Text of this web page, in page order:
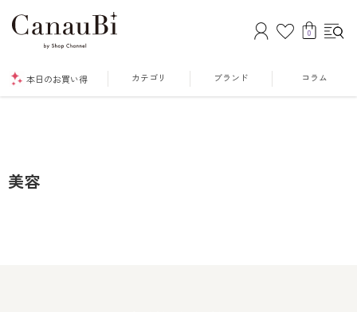
0
本日のお買い得 カテゴリ ブランド コラム
美容